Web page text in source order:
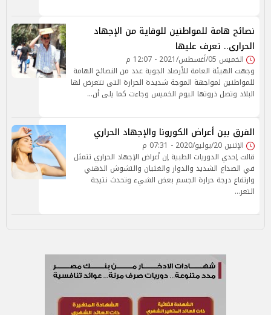
نصائح هامة للمواطنين للوقاية من الإجهاد
الحرارى.. تعرف عليها
الخميس 05/أغسطس/2021 - 12:07 م
وجهت الهيئة العامة للأرصاد الجوية عدد من النصائح الهامة
للمواطنين لمواجهة الموجة شديدة الحرارة التى تتعرض لها
البلاد وتصل ذروتها اليوم الخميس وجاءت كما يلى أن…
الفرق بين أعراض الكورونا والإجهاد الحراري
الإثنين 20/يوليو/2020 - 07:31 م
قالت إحدي الدوريات الطبية إن أعراض الإجهاد الحراري تتمثل
في الصداع الشديد والدوار والغثيان والتشوش الذهني
وارتفاع درجة حرارة الجسم بعض الشيء وتحدث نتيجة
التعر…